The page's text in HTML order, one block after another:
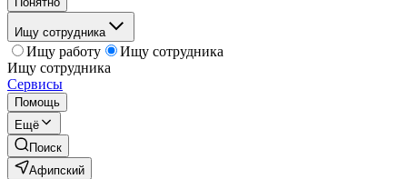
Ищу сотрудника
Ищу работу
Ищу сотрудника
Ищу сотрудника
Сервисы
Помощь
Ещё
Поиск
Афипский